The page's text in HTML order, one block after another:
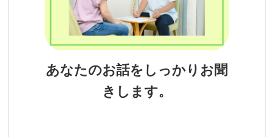
あなたのお話をしっかりお聞
きします。